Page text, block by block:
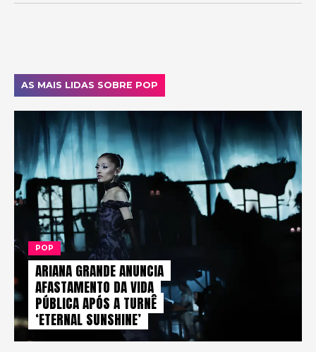
AS MAIS LIDAS SOBRE POP
POP
ARIANA GRANDE ANUNCIA
AFASTAMENTO DA VIDA
PÚBLICA APÓS A TURNÊ
‘ETERNAL SUNSHINE’